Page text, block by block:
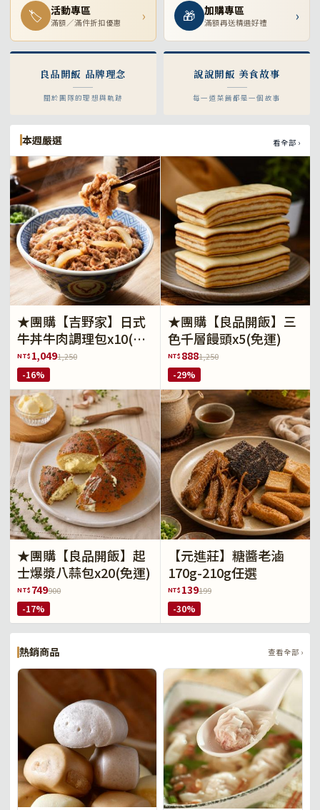
🏷 活動專區
滿額／滿件折扣優惠 › 🎁 加購專區
滿額再送精選好禮 ›
良品開飯 品牌理念
關於團隊的理想與軌跡
說說開飯 美食故事
每一道菜餚都是一個故事
本週嚴選 看全部 ›
★團購【吉野家】日式
牛丼牛肉調理包x10(免
運)
NT$ 1,0491,250
-16%
★團購【良品開飯】三
色千層饅頭x5(免運)
NT$ 8881,250
-29%
★團購【良品開飯】起
士爆漿八蒜包x20(免運)
NT$ 749900
-17%
【元進莊】糖醬老滷
170g-210g任選
NT$ 139199
-30%
熱銷商品 查看全部 ›